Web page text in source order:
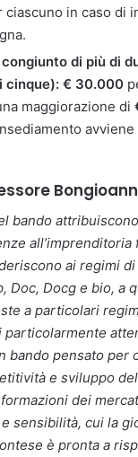
ciascuno in caso di
di più di
cinque): € 30.000
maggiorazione di
bando
all’imprenditoria
ai regimi
Doc, Docg e bio, a
a particolari
bando pensato per
e sviluppo
dei
sensibilità, cui la
è pronta a